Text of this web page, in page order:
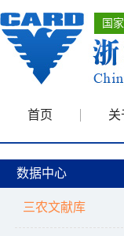
国
首页 关
数据中心
三农文献库